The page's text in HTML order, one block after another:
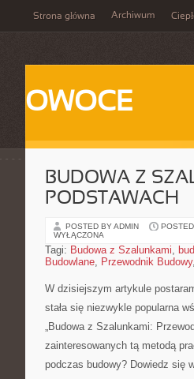
Strona główna Archiwum
OWOCE
BUDOWA Z
PODSTAWACH
POSTED BY ADMIN
WYŁĄCZONA
Tagi: Budowa z Szalunkami,
Budowlane, Przewodnik Budowy,
W⁤ dzisiejszym artykule
⁤stała ⁣się niezwykle⁢ popularna
„Budowa‌ z Szalunkami:
zainteresowanych tą metodą
podczas budowy? Dowiedz się